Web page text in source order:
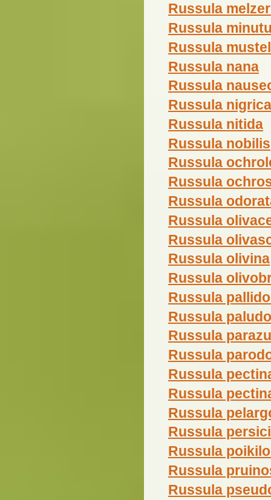
Russula
Russula
Russula
Russula nana
Russula
Russula
Russula nitida
Russula nobilis
Russula
Russula
Russula
Russula
Russula
Russula olivina
Russula
Russula
Russula
Russula
Russula
Russula
Russula
Russula
Russula
Russula
Russula
Russula